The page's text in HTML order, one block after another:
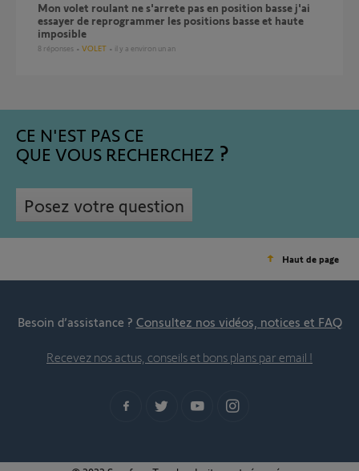
mon volet roulant ne s'arrete pas en position basse j'ai
essayer de reprogrammer les positions basse et haute
imposible
8 réponses VOLET il y a environ un an
CE N'EST PAS CE
QUE VOUS RECHERCHEZ
Posez votre question
Haut de page
Besoin d’assistance ? Consultez nos vidéos, notices et FAQ
Recevez nos actus, conseils et bons plans par email !